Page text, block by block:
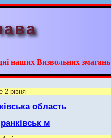
наших Визвольних змагань
2 рівня
область
м